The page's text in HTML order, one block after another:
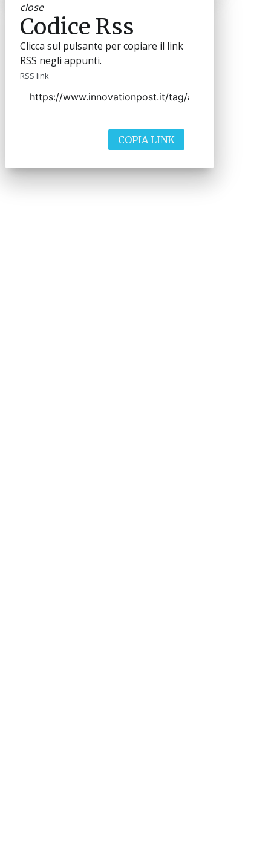
close
Codice Rss
Clicca sul pulsante per copiare il link
RSS negli appunti.
RSS link
COPIA LINK